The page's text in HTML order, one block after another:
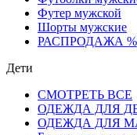
Футер мужской
Шорты мужские
РАСПРОДАЖА %
Дети
СМОТРЕТЬ ВСЕ
ОДЕЖДА ДЛЯ
ОДЕЖДА ДЛЯ